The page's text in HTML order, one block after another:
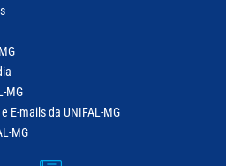
MG
E-mails da UNIFAL-MG
MG